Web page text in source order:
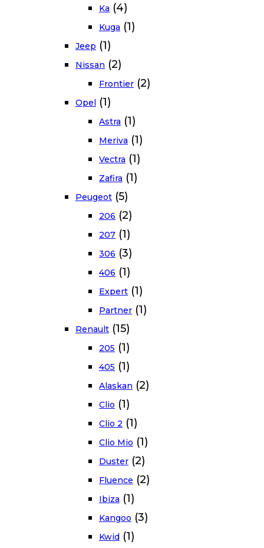
Ka (4)
Kuga (1)
Jeep (1)
Nissan (2)
Frontier (2)
Opel (1)
Astra (1)
Meriva (1)
Vectra (1)
Zafira (1)
Peugeot (5)
206 (2)
207 (1)
306 (3)
406 (1)
Expert (1)
Partner (1)
Renault (15)
205 (1)
405 (1)
Alaskan (2)
Clio (1)
Clio 2 (1)
Clio Mio (1)
Duster (2)
Fluence (2)
Ibiza (1)
Kangoo (3)
Kwid (1)